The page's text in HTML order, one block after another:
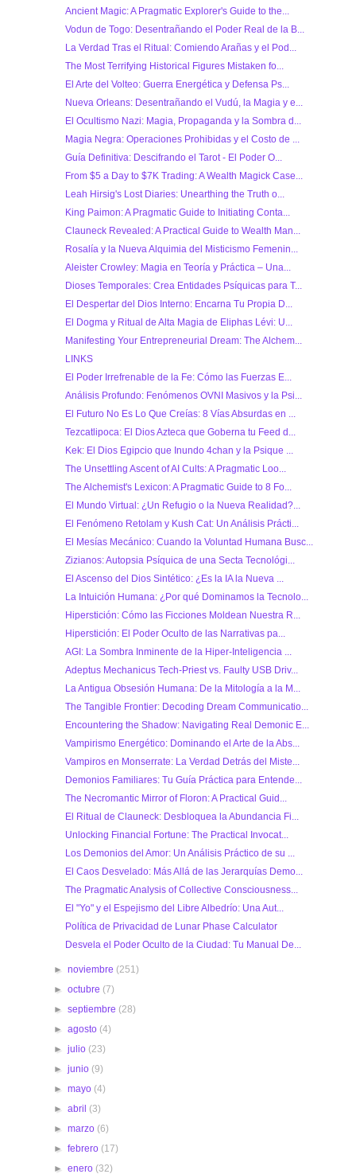
Ancient Magic: A Pragmatic Explorer's Guide to the...
Vodun de Togo: Desentrañando el Poder Real de la B...
La Verdad Tras el Ritual: Comiendo Arañas y el Pod...
The Most Terrifying Historical Figures Mistaken fo...
El Arte del Volteo: Guerra Energética y Defensa Ps...
Nueva Orleans: Desentrañando el Vudú, la Magia y e...
El Ocultismo Nazi: Magia, Propaganda y la Sombra d...
Magia Negra: Operaciones Prohibidas y el Costo de ...
Guía Definitiva: Descifrando el Tarot - El Poder O...
From $5 a Day to $7K Trading: A Wealth Magick Case...
Leah Hirsig's Lost Diaries: Unearthing the Truth o...
King Paimon: A Pragmatic Guide to Initiating Conta...
Clauneck Revealed: A Practical Guide to Wealth Man...
Rosalía y la Nueva Alquimia del Misticismo Femenin...
Aleister Crowley: Magia en Teoría y Práctica – Una...
Dioses Temporales: Crea Entidades Psíquicas para T...
El Despertar del Dios Interno: Encarna Tu Propia D...
El Dogma y Ritual de Alta Magia de Eliphas Lévi: U...
Manifesting Your Entrepreneurial Dream: The Alchem...
LINKS
El Poder Irrefrenable de la Fe: Cómo las Fuerzas E...
Análisis Profundo: Fenómenos OVNI Masivos y la Psi...
El Futuro No Es Lo Que Creías: 8 Vías Absurdas en ...
Tezcatlipoca: El Dios Azteca que Goberna tu Feed d...
Kek: El Dios Egipcio que Inundo 4chan y la Psique ...
The Unsettling Ascent of AI Cults: A Pragmatic Loo...
The Alchemist's Lexicon: A Pragmatic Guide to 8 Fo...
El Mundo Virtual: ¿Un Refugio o la Nueva Realidad?...
El Fenómeno Retolam y Kush Cat: Un Análisis Prácti...
El Mesías Mecánico: Cuando la Voluntad Humana Busc...
Zizianos: Autopsia Psíquica de una Secta Tecnológi...
El Ascenso del Dios Sintético: ¿Es la IA la Nueva ...
La Intuición Humana: ¿Por qué Dominamos la Tecnolo...
Hiperstición: Cómo las Ficciones Moldean Nuestra R...
Hiperstición: El Poder Oculto de las Narrativas pa...
AGI: La Sombra Inminente de la Hiper-Inteligencia ...
Adeptus Mechanicus Tech-Priest vs. Faulty USB Driv...
La Antigua Obsesión Humana: De la Mitología a la M...
The Tangible Frontier: Decoding Dream Communicatio...
Encountering the Shadow: Navigating Real Demonic E...
Vampirismo Energético: Dominando el Arte de la Abs...
Vampiros en Monserrate: La Verdad Detrás del Miste...
Demonios Familiares: Tu Guía Práctica para Entende...
The Necromantic Mirror of Floron: A Practical Guid...
El Ritual de Clauneck: Desbloquea la Abundancia Fi...
Unlocking Financial Fortune: The Practical Invocat...
Los Demonios del Amor: Un Análisis Práctico de su ...
El Caos Desvelado: Más Allá de las Jerarquías Demo...
The Pragmatic Analysis of Collective Consciousness...
El "Yo" y el Espejismo del Libre Albedrío: Una Aut...
Política de Privacidad de Lunar Phase Calculator
Desvela el Poder Oculto de la Ciudad: Tu Manual De...
► noviembre (251)
► octubre (7)
► septiembre (28)
► agosto (4)
► julio (23)
► junio (9)
► mayo (4)
► abril (3)
► marzo (6)
► febrero (17)
► enero (32)